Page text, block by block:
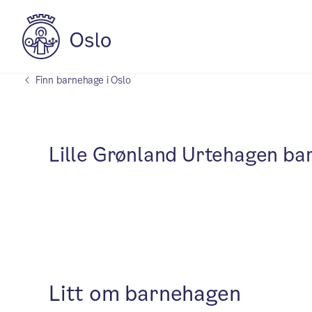
Finn barnehage i Oslo
Lille Grønland Urtehagen
Litt om barnehagen